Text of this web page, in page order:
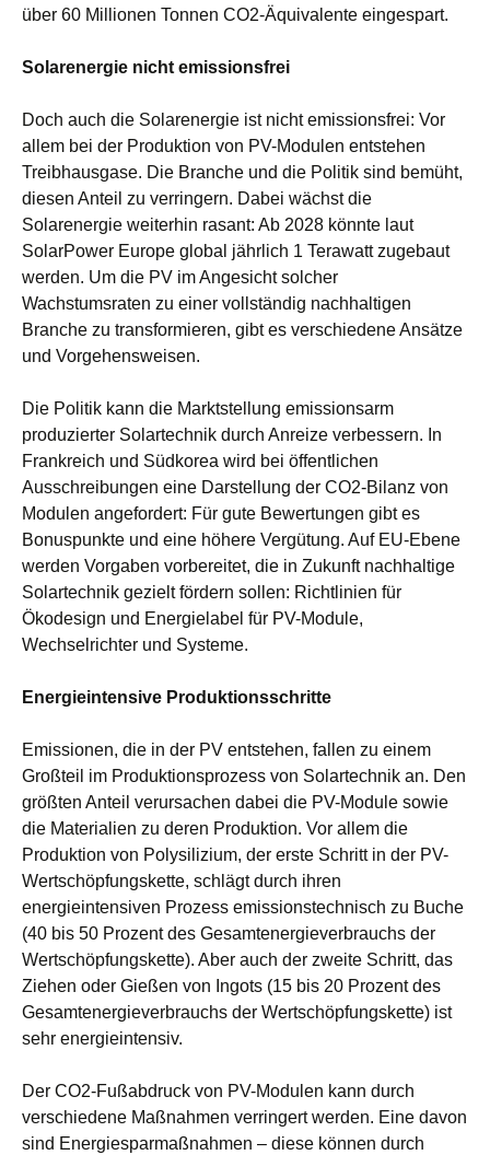
über 60 Millionen Tonnen CO2-Äquivalente eingespart.
Solarenergie nicht emissionsfrei
Doch auch die Solarenergie ist nicht emissionsfrei: Vor
allem bei der Produktion von PV-Modulen entstehen
Treibhausgase. Die Branche und die Politik sind bemüht,
diesen Anteil zu verringern. Dabei wächst die
Solarenergie weiterhin rasant: Ab 2028 könnte laut
SolarPower Europe global jährlich 1 Terawatt zugebaut
werden. Um die PV im Angesicht solcher
Wachstumsraten zu einer vollständig nachhaltigen
Branche zu transformieren, gibt es verschiedene Ansätze
und Vorgehensweisen.
Die Politik kann die Marktstellung emissionsarm
produzierter Solartechnik durch Anreize verbessern. In
Frankreich und Südkorea wird bei öffentlichen
Ausschreibungen eine Darstellung der CO2-Bilanz von
Modulen angefordert: Für gute Bewertungen gibt es
Bonuspunkte und eine höhere Vergütung. Auf EU-Ebene
werden Vorgaben vorbereitet, die in Zukunft nachhaltige
Solartechnik gezielt fördern sollen: Richtlinien für
Ökodesign und Energielabel für PV-Module,
Wechselrichter und Systeme.
Energieintensive Produktionsschritte
Emissionen, die in der PV entstehen, fallen zu einem
Großteil im Produktionsprozess von Solartechnik an. Den
größten Anteil verursachen dabei die PV-Module sowie
die Materialien zu deren Produktion. Vor allem die
Produktion von Polysilizium, der erste Schritt in der PV-
Wertschöpfungskette, schlägt durch ihren
energieintensiven Prozess emissionstechnisch zu Buche
(40 bis 50 Prozent des Gesamtenergieverbrauchs der
Wertschöpfungskette). Aber auch der zweite Schritt, das
Ziehen oder Gießen von Ingots (15 bis 20 Prozent des
Gesamtenergieverbrauchs der Wertschöpfungskette) ist
sehr energieintensiv.
Der CO2-Fußabdruck von PV-Modulen kann durch
verschiedene Maßnahmen verringert werden. Eine davon
sind Energiesparmaßnahmen – diese können durch